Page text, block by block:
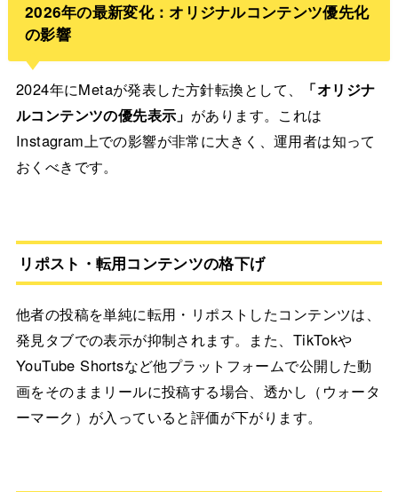
2026年の最新変化：オリジナルコンテンツ優先化
の影響
2024年にMetaが発表した方針転換として、
「オリジナ
ルコンテンツの優先表示」 があります。これは
Instagram上での影響が非常に大きく、運用者は知って
おくべきです。
リポスト・転用コンテンツの格下げ
他者の投稿を単純に転用・リポストしたコンテンツは、
発見タブでの表示が抑制されます。また、TikTokや
YouTube Shortsなど他プラットフォームで公開した動
画をそのままリールに投稿する場合、透かし（ウォータ
ーマーク）が入っていると評価が下がります。